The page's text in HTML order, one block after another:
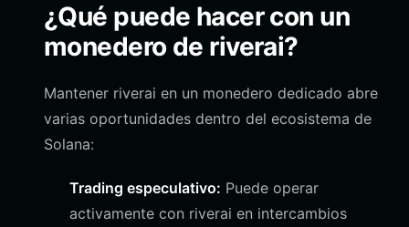
¿Qué puede hacer con un
monedero de riverai?
Mantener riverai en un monedero dedicado abre
varias oportunidades dentro del ecosistema de
Solana:
Trading especulativo: Puede operar
activamente con riverai en intercambios